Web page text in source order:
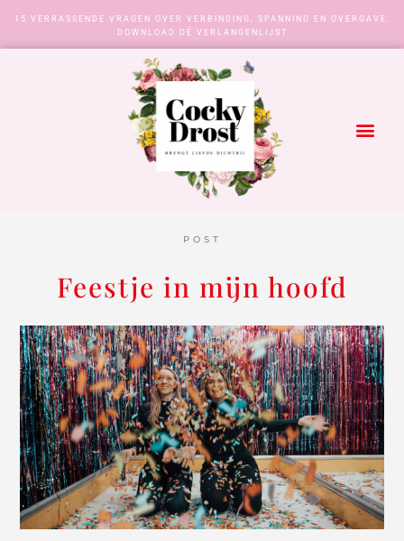
15 VERRASSENDE VRAGEN OVER VERBINDING, SPANNING EN OVERGAVE.
DOWNLOAD DÉ VERLANGENLIJST
POST
Feestje in mijn hoofd